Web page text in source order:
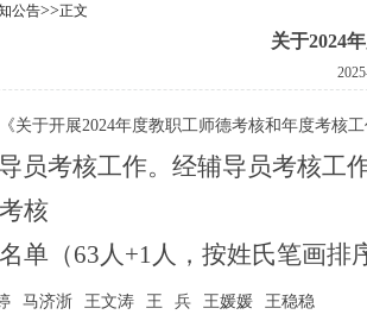
公告>>正文
关于2024
《关于开展2024年度教职工师德考核和年度考核
员考核工作。 经辅导员考核工
核
单（63人+1人， 按姓氏笔画排
马济浙 王文涛 王 兵 王媛媛 王稳稳